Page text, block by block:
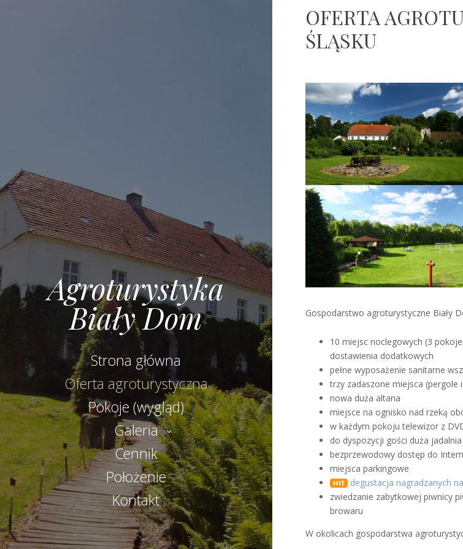
Agroturystyka
Biały Dom
Strona główna
Oferta agroturystyczna
Pokoje (wygląd)
Galeria
Cennik
Położenie
Kontakt
OFERTA
ŚLĄSKU
2015
Gospodarstwo agroturystyczne Biały
10 miejsc noclegowych (3
dostawienia dodatkowych
pełne wyposażenie sanitarne
trzy zadaszone miejsca (pergole
nowa duża altana
miejsce na ognisko nad rzeką
w każdym pokoju telewizor z
do dyspozycji gości duża
bezprzewodowy dostęp do
miejsca parkingowe
degustacja nagradzanych
zwiedzanie zabytkowej piwnicy
browaru
W okolicach gospodarstwa